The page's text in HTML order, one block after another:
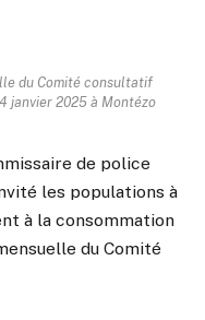
du Comité consultatif
janvier 2025 à Montézo
de police
les populations à
à la consommation
du Comité